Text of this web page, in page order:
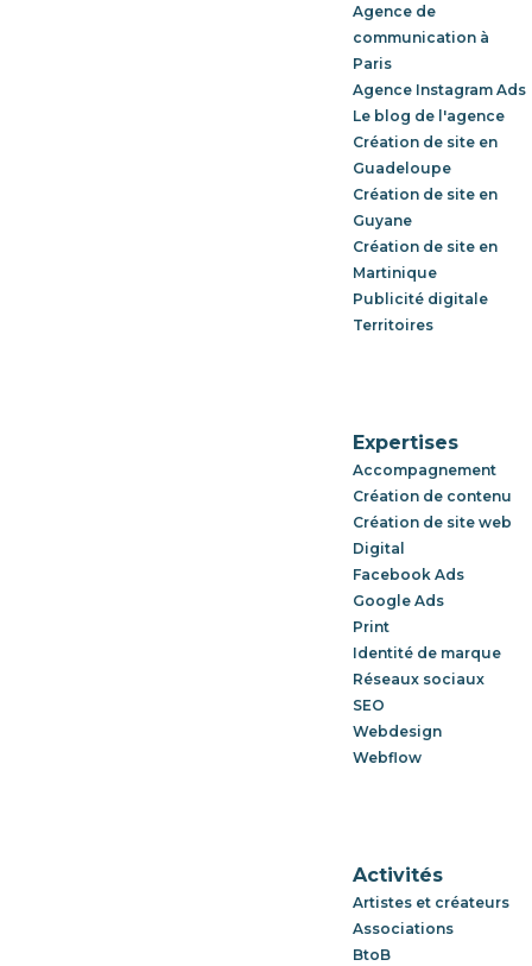
Agence de
communication à
Paris
Agence Instagram Ads
Le blog de l'agence
Création de site en
Guadeloupe
Création de site en
Guyane
Création de site en
Martinique
Publicité digitale
Territoires
Expertises
Accompagnement
Création de contenu
Création de site web
Digital
Facebook Ads
Google Ads
Print
Identité de marque
Réseaux sociaux
SEO
Webdesign
Webflow
Activités
Artistes et créateurs
Associations
BtoB